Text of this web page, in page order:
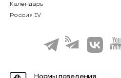
Календарь
Россия IV